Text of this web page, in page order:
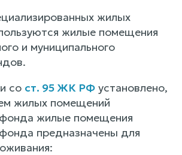
жилых
жилые помещения
и муниципального
со ст. 95 ЖК РФ установлено,
жилых помещений
жилые помещения
предназначены для